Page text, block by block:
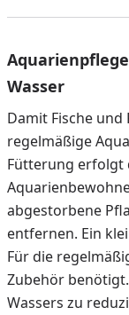
Wasser
Damit Fische
regelmäßige
Fütterung erfolgt
abgestorbene
entfernen. Ein
Für die
Zubehör
Wassers zu